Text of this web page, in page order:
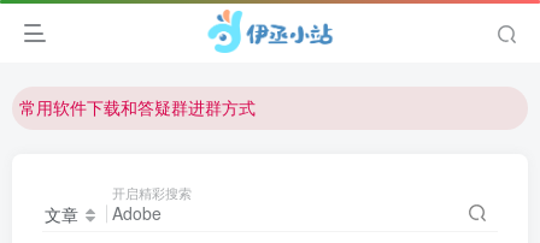
欢迎反馈网站中存在的问题和建议！
常用软件下载和答疑群进群方式
欢迎反馈网站中存在的问题和建议！
欢迎访问伊丞小站！
文章
开启精彩搜索